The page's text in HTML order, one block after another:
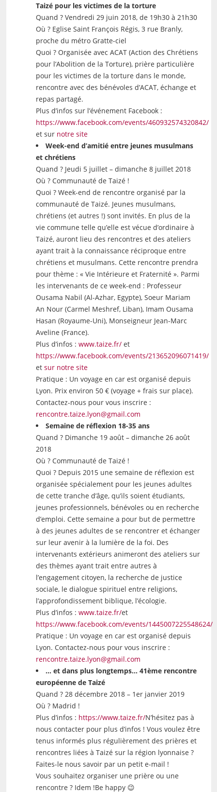
Taizé pour les victimes de la torture
Quand ? Vendredi 29 juin 2018, de 19h30 à 21h30
Où ? Eglise Saint François Régis, 3 rue Branly,
proche du métro Gratte-ciel
Quoi ? Organisée avec ACAT (Action des Chrétiens
pour l’Abolition de la Torture), prière particulière
pour les victimes de la torture dans le monde,
rencontre avec des bénévoles d’ACAT, échange et
repas partagé.
Plus d’infos sur l’événement Facebook :
https://www.facebook.com/events/460932574320842/
et sur notre site
Week-end d’amitié entre jeunes musulmans
et chrétiens
Quand ? Jeudi 5 juillet – dimanche 8 juillet 2018
Où ? Communauté de Taizé !
Quoi ? Week-end de rencontre organisé par la
communauté de Taizé. Jeunes musulmans,
chrétiens (et autres !) sont invités. En plus de la
vie commune telle qu’elle est vécue d’ordinaire à
Taizé, auront lieu des rencontres et des ateliers
ayant trait à la connaissance réciproque entre
chrétiens et musulmans. Cette rencontre prendra
pour thème : « Vie Intérieure et Fraternité ». Parmi
les intervenants de ce week-end : Professeur
Ousama Nabil (Al-Azhar, Egypte), Soeur Mariam
An Nour (Carmel Meshref, Liban), Imam Ousama
Hasan (Royaume-Uni), Monseigneur Jean-Marc
Aveline (France).
Plus d’infos : www.taize.fr/et
https://www.facebook.com/events/213652096071419/
et sur notre site
Pratique : Un voyage en car est organisé depuis
Lyon. Prix environ 50 € (voyage + frais sur place).
Contactez-nous pour vous inscrire :
rencontre.taize.lyon@gmail.com
Semaine de réflexion 18-35 ans
Quand ? Dimanche 19 août – dimanche 26 août
2018
Où ? Communauté de Taizé !
Quoi ? Depuis 2015 une semaine de réflexion est
organisée spécialement pour les jeunes adultes
de cette tranche d’âge, qu’ils soient étudiants,
jeunes professionnels, bénévoles ou en recherche
d’emploi. Cette semaine a pour but de permettre
à des jeunes adultes de se rencontrer et échanger
sur leur avenir à la lumière de la foi. Des
intervenants extérieurs animeront des ateliers sur
des thèmes ayant trait entre autres à
l’engagement citoyen, la recherche de justice
sociale, le dialogue spirituel entre religions,
l’approfondissement biblique, l’écologie.
Plus d’infos : www.taize.fr/et
https://www.facebook.com/events/1445007225548624/
Pratique : Un voyage en car est organisé depuis
Lyon. Contactez-nous pour vous inscrire :
rencontre.taize.lyon@gmail.com
… et dans plus longtemps… 41ème rencontre
européenne de Taizé
Quand ? 28 décembre 2018 – 1er janvier 2019
Où ? Madrid !
Plus d’infos : https://www.taize.fr/N’hésitez pas à
nous contacter pour plus d’infos ! Vous voulez être
tenus informés plus régulièrement des prières et
rencontres liées à Taizé sur la région lyonnaise ?
Faites-le nous savoir par un petit e-mail !
Vous souhaitez organiser une prière ou une
rencontre ? Idem !Be happy 😉